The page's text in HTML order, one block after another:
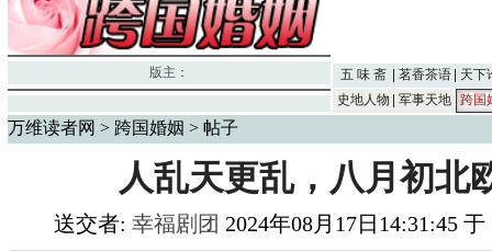
版主： 五 味 斋 茗香茶语
天下
史地人物
军事天地 跨国
万维读者网 > 跨国婚姻 > 帖子
人乱天更乱，八月初北
送交者: 幸福剧团 2024年08月17日14:31:45